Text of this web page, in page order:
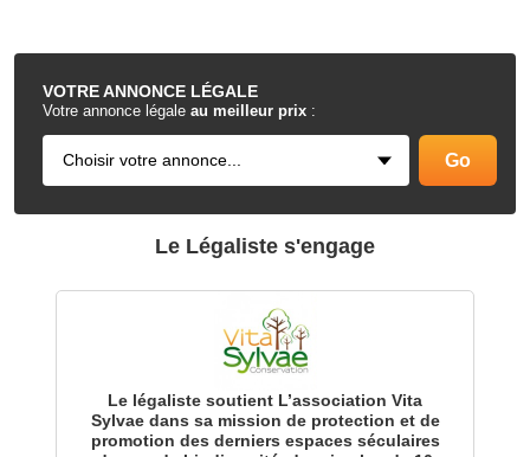
VOTREANNONCE LÉGALE
Votre annonce légale au meilleur prix :
.
Le Légaliste s'engage
Le légaliste soutient L’association Vita
Sylvae dans sa mission de protection et de
promotion des derniers espaces séculaires